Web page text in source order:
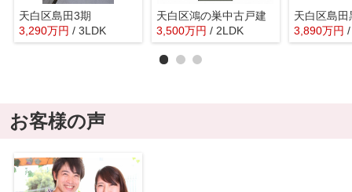
天白区島田3期
3,290万円 / 3LDK
天白区鴻の巣中古戸建
3,500万円 / 2LDK 3,890万円
お客様の声